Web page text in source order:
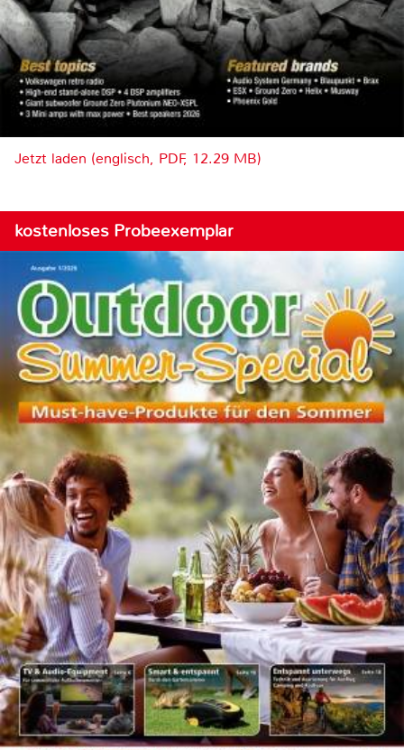
Jetzt laden (englisch, PDF, 12.29 MB)
kostenloses Probeexemplar